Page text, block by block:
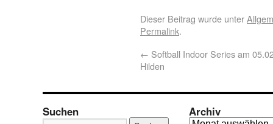
Dieser Beitrag wurde unter
Permalink.
← Softball Indoor Series am
Hilden
Suchen Archiv